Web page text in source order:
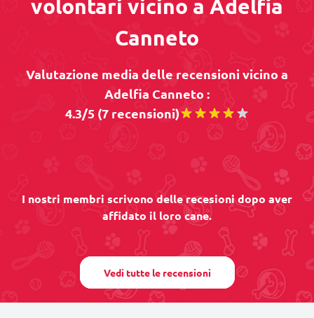
volontari vicino a Adelfia
Canneto
Valutazione media delle recensioni vicino a
Adelfia Canneto :
4.3/5 (7 recensioni)
I nostri membri scrivono delle recesioni dopo aver
affidato il loro cane.
Vedi tutte le recensioni